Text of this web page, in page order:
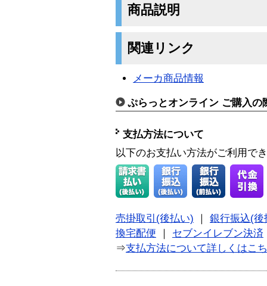
商品説明
関連リンク
メーカ商品情報
ぷらっとオンライン ご購入の
支払方法について
以下のお支払い方法がご利用で
売掛取引(後払い)
銀行振込(後
換宅配便
セブンイレブン決済
⇒支払方法について詳しくはこ